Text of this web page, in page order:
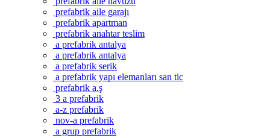
prefabrik aile garajı
prefabrik apartman
prefabrik anahtar teslim
a prefabrik antalya
a prefabrik antalya
a prefabrik serik
a prefabrik yapı elemanları san tic
prefabrik a.ş
3 a prefabrik
a-z prefabrik
nov-a prefabrik
a grup prefabrik